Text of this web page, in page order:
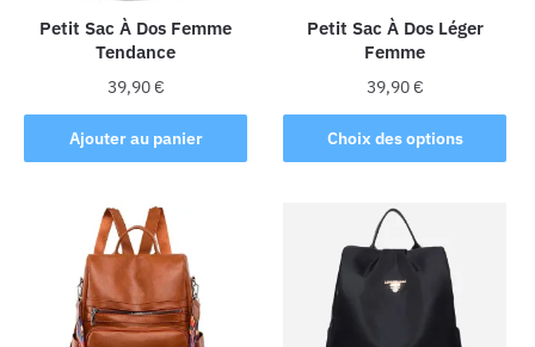
Petit Sac À Dos Femme
Tendance
39,90€
Ajouter au panier
Petit Sac À Dos Léger
Femme
39,90€
Choix des options
Ce
produit
plusieurs
variations.
Les
options
peuvent